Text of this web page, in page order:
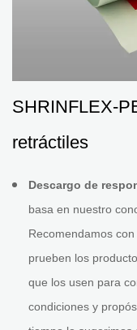
SHRINFLEX-
retráctiles
Descargo de
basa en nuestro
Recomendamos
prueben los
que los usen para
condiciones y